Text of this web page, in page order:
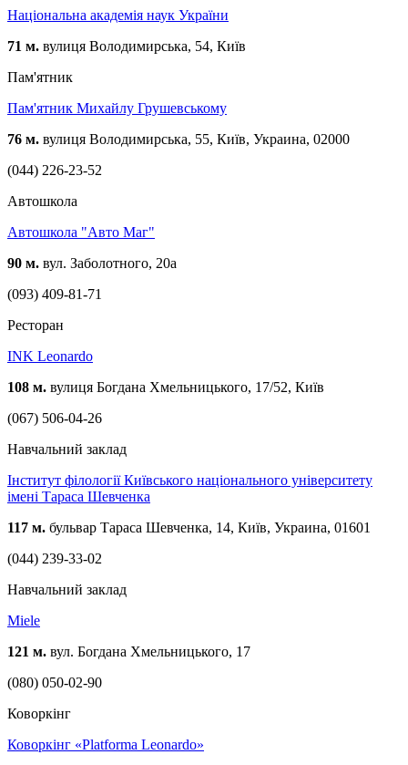
Національна академія наук України
71 м. вулиця Володимирська, 54, Київ
Пам'ятник
Пам'ятник Михайлу Грушевському
76 м. вулиця Володимирська, 55, Київ, Украина, 02000
(044) 226-23-52
Автошкола
Автошкола "Авто Маг"
90 м. вул. Заболотного, 20а
(093) 409-81-71
Ресторан
INK Leonardo
108 м. вулиця Богдана Хмельницького, 17/52, Київ
(067) 506-04-26
Навчальний заклад
Інститут філології Київського національного університету
імені Тараса Шевченка
117 м. бульвар Тараса Шевченка, 14, Київ, Украина, 01601
(044) 239-33-02
Навчальний заклад
Miele
121 м. вул. Богдана Хмельницького, 17
(080) 050-02-90
Коворкінг
Коворкінг «Platforma Leonardo»